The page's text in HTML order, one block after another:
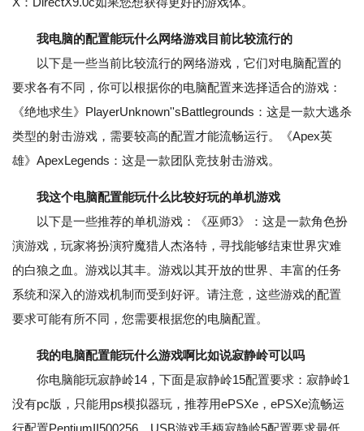
我电脑的配置能玩什么网络游戏目前比较流行的
以下是一些当前比较流行的网络游戏，它们对电脑配置的
要求各有不同，你可以根据你的电脑配置来选择适合的游戏：
《绝地求生》PlayerUnknown''sBattlegrounds：这是一款大逃杀
类型的射击游戏，需要较高的配置才能流畅运行。《Apex英
雄》ApexLegends：这是一款团队竞技射击游戏。
我这个电脑配置能玩什么比较好玩的单机游戏
以下是一些推荐的单机游戏：《巫师3》：这是一款角色扮
演游戏，玩家将扮演狩魔猎人杰洛特，寻找能够结束世界灾难
的白狼之血。游戏以其丰。游戏以其开放的世界、丰富的任务
系统和深入的游戏机制而受到好评。请注意，这些游戏的配置
要求可能有所不同，您需要根据您的电脑配置。
我的电脑配置能玩什么游戏啊比如说寂静岭可以吗
你电脑能玩寂静岭14，下面是寂静岭15配置要求：寂静岭1
没有pc版，只能用ps模拟器玩，推荐用ePSXe，ePSXe流畅运
行配置PentiumII500256。USB游戏手柄寂静岭5配置要求最低